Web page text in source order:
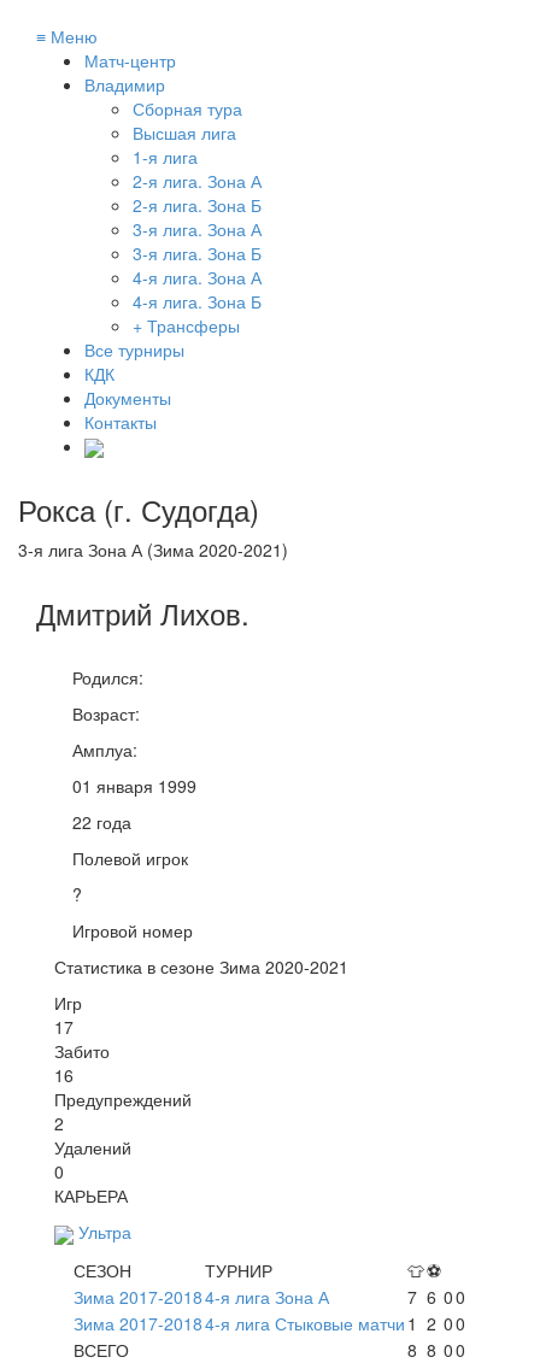
≡ Меню
Матч-центр
Владимир
Сборная тура
Высшая лига
1-я лига
2-я лига. Зона А
2-я лига. Зона Б
3-я лига. Зона А
3-я лига. Зона Б
4-я лига. Зона А
4-я лига. Зона Б
+ Трансферы
Все турниры
КДК
Документы
Контакты
Рокса (г. Судогда)
3-я лига Зона А (Зима 2020-2021)
Дмитрий Лихов.
Родился:
Возраст:
Амплуа:
01 января 1999
22 года
Полевой игрок
?
Игровой номер
Статистика в сезоне Зима 2020-2021
Игр
17
Забито
16
Предупреждений
2
Удалений
0
КАРЬЕРА
Ультра
СЕЗОН
ТУРНИР 👕⚽
Зима 2017-20184-я лига Зона А 7 6 00
Зима 2017-20184-я лига Стыковые матчи 1 2 00
ВСЕГО
8 8 00